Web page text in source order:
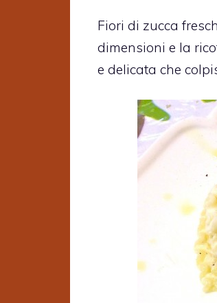
Fiori di zucca
dimensioni e la
e delicata che